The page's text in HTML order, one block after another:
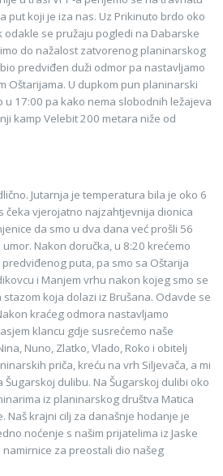
put koji je iza nas. Uz Prikinuto brdo oko
odakle se pružaju pogledi na Dabarske
do nažalost zatvorenog planinarskog
predviđen duži odmor pa nastavljamo
Oštarijama. U dupkom pun planinarski
u 17:00 pa kako nema slobodnih ležajeva
kamp Velebit 200 metara niže od
Jutarnja je temperatura bila je oko 6
čeka vjerojatno najzahtjevnija dionica
da smo u dva dana već prošli 56
Nakon doručka, u 8:20 krećemo
puta, pa smo sa Oštarija
i Manjem vrhu nakon kojeg smo se
koja dolazi iz Brušana. Odavde se
kraćeg odmora nastavljamo
klancu gdje susrećemo naše
Nuno, Zlatko, Vlado, Roko i obitelj
priča, kreću na vrh Siljevača, a mi
dulibu. Na Šugarskoj dulibi oko
iz planinarskog društva Matica
Naš krajni cilj za današnje hodanje je
noćenje s našim prijatelima iz Jaske
za preostali dio našeg